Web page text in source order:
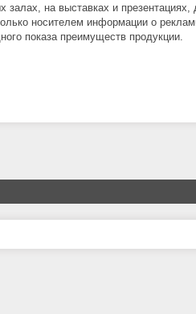
залах, на выставках и
носителем информации о
показа преимуществ продукции.